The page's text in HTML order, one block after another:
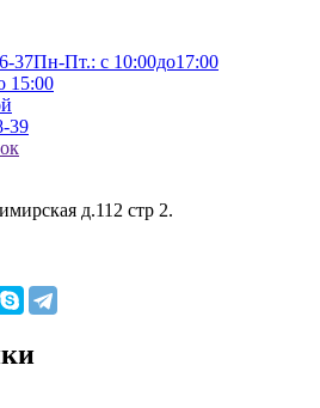
37Пн-Пт.: с 10:00до17:00
15:00
39
д.112 стр 2.